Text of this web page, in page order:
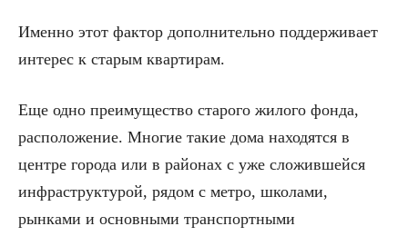
Именно этот фактор дополнительно поддерживает
интерес к старым квартирам.
Еще одно преимущество старого жилого фонда,
расположение. Многие такие дома находятся в
центре города или в районах с уже сложившейся
инфраструктурой, рядом с метро, школами,
рынками и основными транспортными